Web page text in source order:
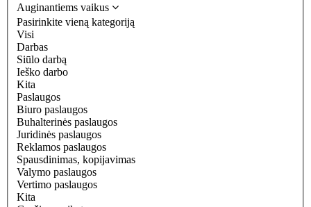
Auginantiems vaikus
Pasirinkite vieną kategoriją
Visi
Darbas
Siūlo darbą
Ieško darbo
Kita
Paslaugos
Biuro paslaugos
Buhalterinės paslaugos
Juridinės paslaugos
Reklamos paslaugos
Spausdinimas, kopijavimas
Valymo paslaugos
Vertimo paslaugos
Kita